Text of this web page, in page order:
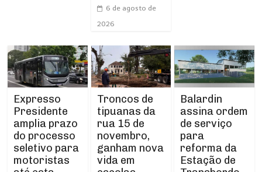
6 de agosto de
2026
Expresso
Presidente
amplia prazo
do processo
seletivo para
motoristas
Troncos de
tipuanas da
rua 15 de
novembro,
ganham nova
vida em
Balardin
assina ordem
de serviço
para
reforma da
Estação de